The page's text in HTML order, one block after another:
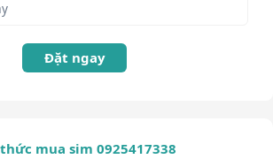
Đặt ngay
mua sim 0925417338